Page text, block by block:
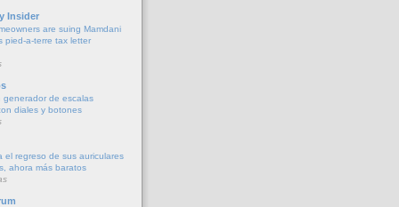
Insider
are suing Mamdani
pied-a-terre tax letter
generador de escalas
diales y botones
el regreso de sus auriculares
ahora más baratos